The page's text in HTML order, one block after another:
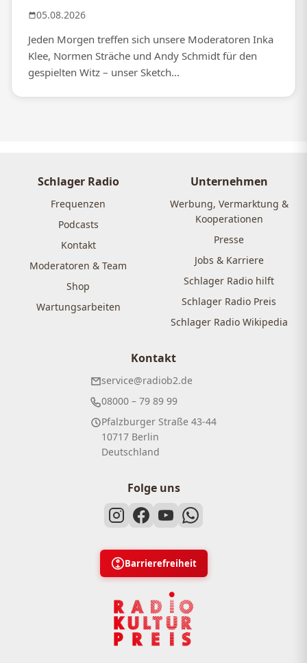
05.08.2026
Jeden Morgen treffen sich unsere Moderatoren Inka
Klee, Normen Sträche und Andy Schmidt für den
gespielten Witz – unser Sketch...
Schlager Radio
Frequenzen
Podcasts
Kontakt
Moderatoren & Team
Shop
Wartungsarbeiten
Unternehmen
Werbung, Vermarktung &
Kooperationen
Presse
Jobs & Karriere
Schlager Radio hilft
Schlager Radio Preis
Schlager Radio Wikipedia
Kontakt
service@radiob2.de
08000 – 79 89 99
Pfalzburger Straße 43-44
10717 Berlin
Deutschland
Folge uns
Barrierefreiheit